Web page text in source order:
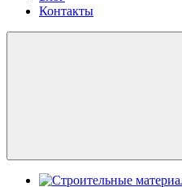
Контакты